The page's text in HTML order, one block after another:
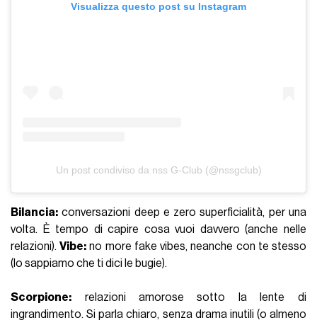
Visualizza questo post su Instagram
Un post condiviso da nss G-Club (@nssgclub)
Bilancia: conversazioni deep e zero superficialità, per una
volta. È tempo di capire cosa vuoi davvero (anche nelle
relazioni).Vibe: no more fake vibes, neanche con te stesso
(lo sappiamo che ti dici le bugie).
Scorpione: relazioni amorose sotto la lente di
ingrandimento. Si parla chiaro, senza drama inutili (o almeno